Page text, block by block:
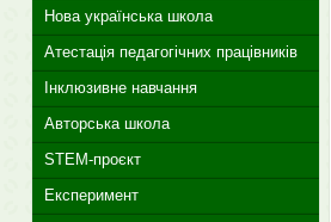
Нова українська школа
Атестація педагогічних працівників
Інклюзивне навчання
Авторська школа
STEM-проєкт
Експеримент